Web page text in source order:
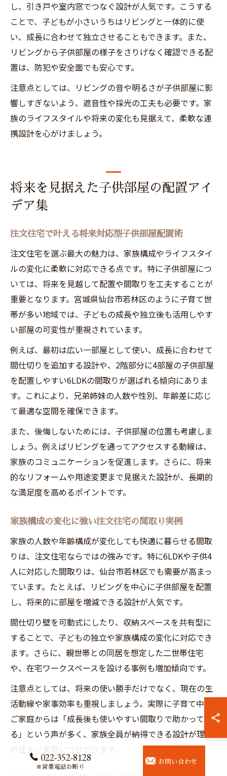
し、引き戸や室内窓でつなぐ設計が人気です。こうする
ことで、子どもが小さいうちはリビングと一体的に使
い、成長に合わせて独立させることもできます。また、
リビングから子供部屋の様子をさりげなく確認できる配
置は、防犯や安全面でも安心です。
注意点としては、リビングの音や明るさが子供部屋に影
響しすぎないよう、遮音性や採光の工夫も必要です。家
族のライフスタイルや将来の変化も見据えて、柔軟な連
携設計を心がけましょう。
将来を見据えた子供部屋の配置アイ
デア集
注文住宅で叶える将来対応型子供部屋配置術
注文住宅を選ぶ最大の魅力は、家族構成やライフスタイ
ルの変化に柔軟に対応できる点です。特に子供部屋につ
いては、将来を見越して配置や間取りを工夫することが
重要となります。宮城県仙台市若林区のように子育て世
帯が多い地域では、子どもの成長や独立後も活用しやす
い部屋の可変性が重視されています。
例えば、最初は広い一部屋として使い、成長に合わせて
間仕切りを追加する設計や、2階部分に4部屋の子供部屋
を配置しやすい6LDKの間取りが選ばれる傾向にありま
す。これにより、兄弟姉妹の人数や性別、年齢差に応じ
て最適な空間を確保できます。
また、後悔しないためには、子供部屋の位置も考慮しま
しょう。例えばリビングを通ってアクセスする動線は、
家族のコミュニケーションを促進します。さらに、将来
的なリフォームや用途変更まで見据えた設計が、長期的
な満足度を高めるポイントです。
家族構成の変化に強い注文住宅の間取り実例
家族の人数や年齢構成が変化しても快適に暮らせる間取
りは、注文住宅ならではの強みです。特に6LDKや子供4
人に対応した間取りは、仙台市若林区でも需要が高まっ
ています。たとえば、リビングを中心に子供部屋を配置
し、将来的に部屋を増減できる設計が人気です。
間仕切り壁を可動式にしたり、収納スペースを共有型に
することで、子どもの独立や家族構成の変化に対応でき
ます。さらに、親世帯との同居を想定した二世帯住宅
や、在宅ワークスペースを設ける事例も増加傾向です。
注意点としては、将来の使い勝手だけでなく、現在の生
活動線や家事効率も重視しましょう。実際に子育て中の
ご家庭からは「成長後も使いやすい間取りで助かってい
る」という声が多く、家族全員が納得できる設計が理想
の住まい実現につながります。
022-352-8128
※営業電話お断り
お問い合わせ